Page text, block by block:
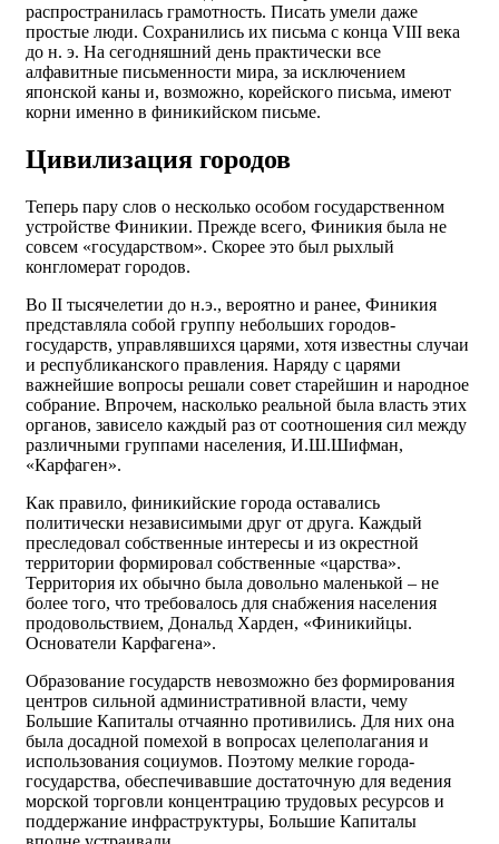
распространилась грамотность. Писать умели даже
простые люди. Сохранились их письма с конца VIII века
до н. э. На сегодняшний день практически все
алфавитные письменности мира, за исключением
японской каны и, возможно, корейского письма, имеют
корни именно в финикийском письме.
Цивилизация городов
Теперь пару слов о несколько особом государственном
устройстве Финикии. Прежде всего, Финикия была не
совсем «государством». Скорее это был рыхлый
конгломерат городов.
Во II тысячелетии до н.э., вероятно и ранее, Финикия
представляла собой группу небольших городов-
государств, управлявшихся царями, хотя известны случаи
и республиканского правления. Наряду с царями
важнейшие вопросы решали совет старейшин и народное
собрание. Впрочем, насколько реальной была власть этих
органов, зависело каждый раз от соотношения сил между
различными группами населения, И.Ш.Шифман,
«Карфаген».
Как правило, финикийские города оставались
политически независимыми друг от друга. Каждый
преследовал собственные интересы и из окрестной
территории формировал собственные «царства».
Территория их обычно была довольно маленькой – не
более того, что требовалось для снабжения населения
продовольствием, Дональд Харден, «Финикийцы.
Основатели Карфагена».
Образование государств невозможно без формирования
центров сильной административной власти, чему
Большие Капиталы отчаянно противились. Для них она
была досадной помехой в вопросах целеполагания и
использования социумов. Поэтому мелкие города-
государства, обеспечивавшие достаточную для ведения
морской торговли концентрацию трудовых ресурсов и
поддержание инфраструктуры, Большие Капиталы